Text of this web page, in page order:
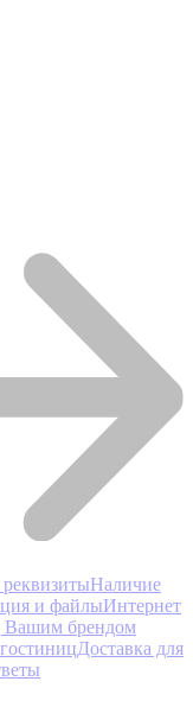
Наличие
и файлыИнтернет
Вашим брендом
Доставка для